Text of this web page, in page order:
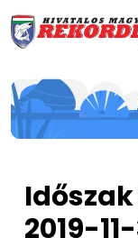
Időszak
2019-